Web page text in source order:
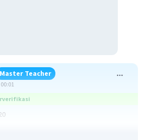
Master Teacher